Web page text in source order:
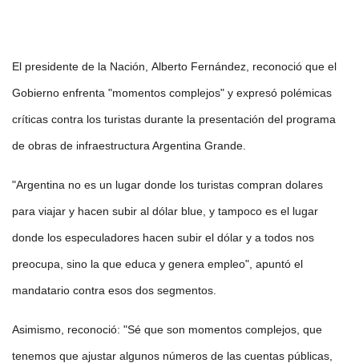
El presidente de la Nación, Alberto Fernández, reconoció que el
Gobierno enfrenta "momentos complejos" y expresó polémicas
críticas contra los turistas durante la presentación del programa
de obras de infraestructura Argentina Grande.
"Argentina no es un lugar donde los turistas compran dolares
para viajar y hacen subir al dólar blue, y tampoco es el lugar
donde los especuladores hacen subir el dólar y a todos nos
preocupa, sino la que educa y genera empleo", apuntó el
mandatario contra esos dos segmentos.
Asimismo, reconoció: "Sé que son momentos complejos, que
tenemos que ajustar algunos números de las cuentas públicas,